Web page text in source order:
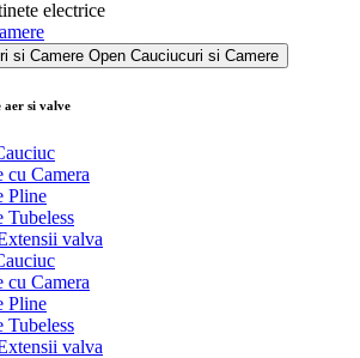
si Camere Open Cauciucuri si Camere
aer si valve
cu Camera
Pline
Tubeless
valva
cu Camera
Pline
Tubeless
valva